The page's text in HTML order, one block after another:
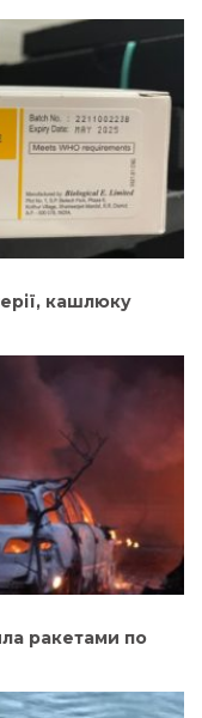
кашлюку
ракетами по